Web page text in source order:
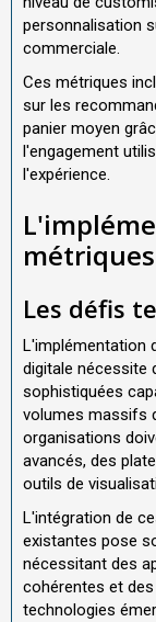
personnalisation
commerciale.
Ces métriques
sur les
panier moyen
l'engagement
l'expérience.
métriques
Les défis
L'implémentation
digitale nécessite
sophistiquées
volumes massifs
organisations
avancés, des
outils de
L'intégration de
existantes pose
nécessitant des
cohérentes et
technologies